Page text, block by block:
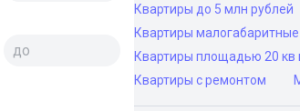
Квартиры до 5 млн рублей
Квартиры малогабаритные
Квартиры площадью 20 кв
Квартиры с ремонтом